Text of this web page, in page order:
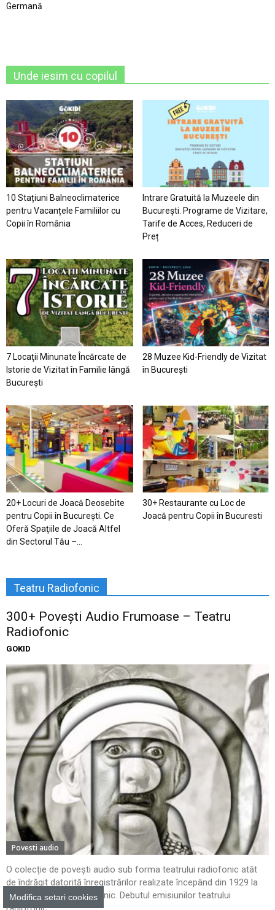
Germană
Unde iesim cu copilul
10 Stațiuni Balneoclimaterice
pentru Vacanțele Familiilor cu
Copii în România
Intrare Gratuită la Muzeele din
București. Programe de Vizitare,
Tarife de Acces, Reduceri de
Preț
7 Locaţii Minunate Încărcate de
Istorie de Vizitat în Familie lângă
București
28 Muzee Kid-Friendly de Vizitat
în București
20+ Locuri de Joacă Deosebite
pentru Copii în Bucureşti. Ce
Oferă Spaţiile de Joacă Altfel
din Sectorul Tău –...
30+ Restaurante cu Loc de
Joacă pentru Copii în Bucuresti
Teatru Radiofonic
300+ Povești Audio Frumoase – Teatru
Radiofonic
GOKID
Povesti audio
O colecție de povești audio sub forma teatrului radiofonic atât
de îndrăgit datorită înregistrărilor realizate începând din 1929 la
Teatrul Național Radiofonic. Debutul emisiunilor teatrului
Modifica setari cookies